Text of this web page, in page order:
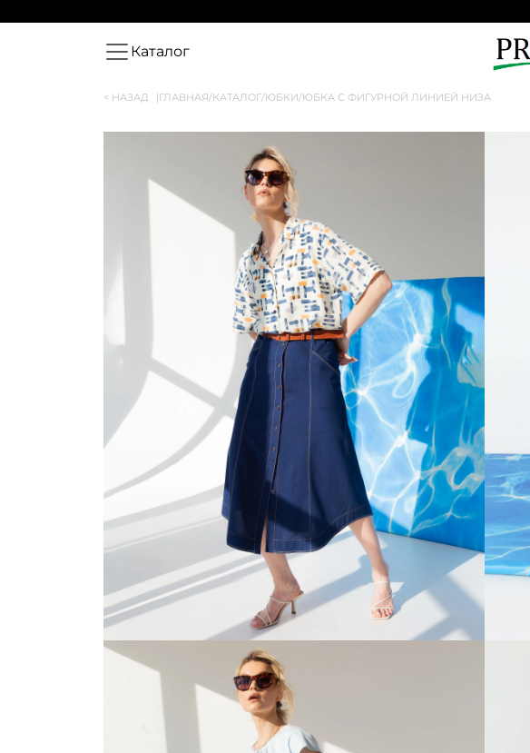
Каталог
< НАЗАД |ГЛАВНАЯ/КАТАЛОГ/ЮБКИ/ЮБКА С ФИГУРНОЙ ЛИНИЕЙ НИЗА